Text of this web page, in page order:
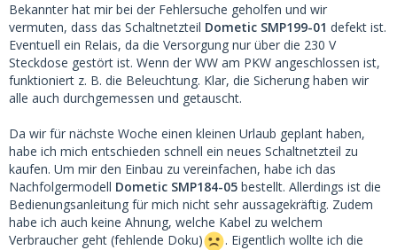
Bekannter hat mir bei der Fehlersuche geholfen und wir
vermuten, dass das Schaltnetzteil Dometic SMP199-01 defekt ist.
Eventuell ein Relais, da die Versorgung nur über die 230 V
Steckdose gestört ist. Wenn der WW am PKW angeschlossen ist,
funktioniert z. B. die Beleuchtung. Klar, die Sicherung haben wir
alle auch durchgemessen und getauscht.
Da wir für nächste Woche einen kleinen Urlaub geplant haben,
habe ich mich entschieden schnell ein neues Schaltnetzteil zu
kaufen. Um mir den Einbau zu vereinfachen, habe ich das
Nachfolgermodell Dometic SMP184-05 bestellt. Allerdings ist die
Bedienungsanleitung für mich nicht sehr aussagekräftig. Zudem
habe ich auch keine Ahnung, welche Kabel zu welchem
Verbraucher geht (fehlende Doku)
. Eigentlich wollte ich die